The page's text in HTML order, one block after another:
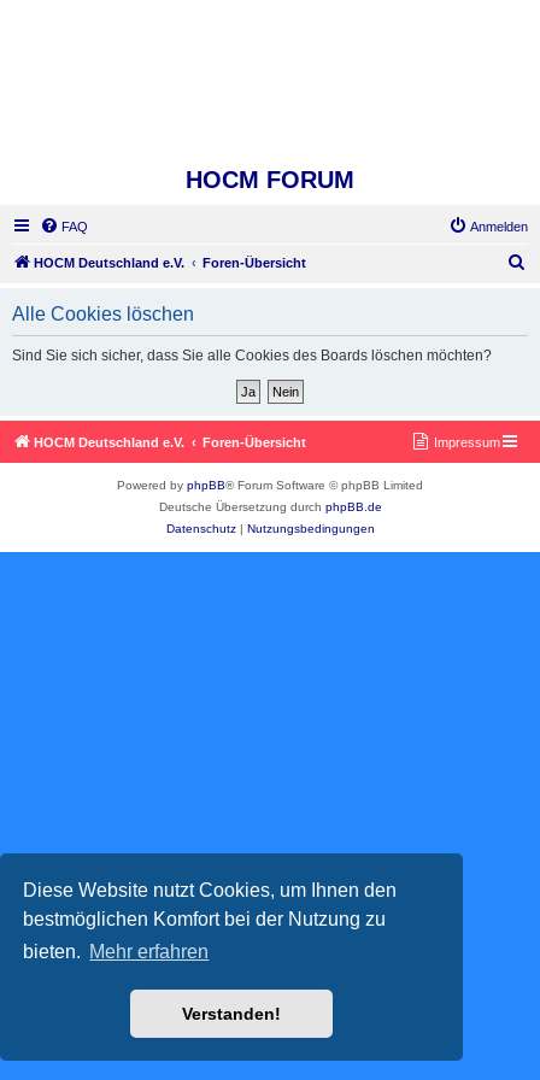
Diese Website nutzt Cookies, um Ihnen den
bestmöglichen Komfort bei der Nutzung zu
bieten. Mehr erfahren
Verstanden!
HOCM FORUM
FAQ Anmelden
HOCM Deutschland e.V. Foren-Übersicht
Alle Cookies löschen
Sind Sie sich sicher, dass Sie alle Cookies des Boards löschen möchten?
HOCM Deutschland e.V. Foren-Übersicht Impressum
Powered by phpBB® Forum Software © phpBB Limited
Deutsche Übersetzung durch phpBB.de
Datenschutz| Nutzungsbedingungen